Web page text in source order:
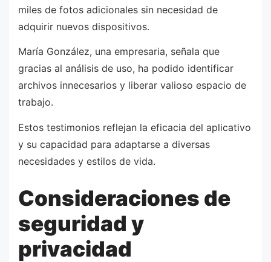
miles de fotos adicionales sin necesidad de
adquirir nuevos dispositivos.
María González, una empresaria, señala que
gracias al análisis de uso, ha podido identificar
archivos innecesarios y liberar valioso espacio de
trabajo.
Estos testimonios reflejan la eficacia del aplicativo
y su capacidad para adaptarse a diversas
necesidades y estilos de vida.
Consideraciones de
seguridad y
privacidad